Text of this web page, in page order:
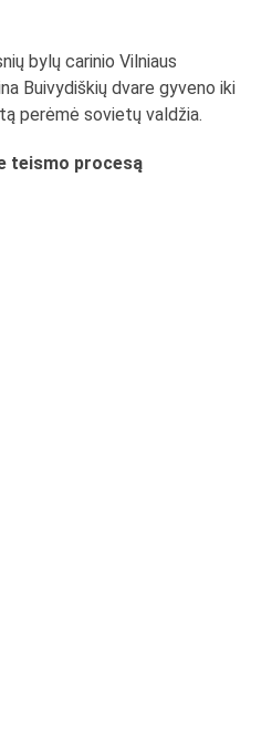
bylų carinio Vilniaus
Buivydiškių dvare gyveno iki
perėmė sovietų valdžia.
teismo procesą